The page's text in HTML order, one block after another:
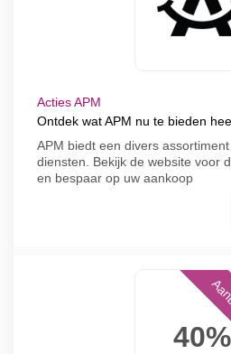
Acties APM
Ontdek wat APM nu te bieden
APM biedt een divers
diensten. Bekijk de website voor
en bespaar op uw aankoop
40%